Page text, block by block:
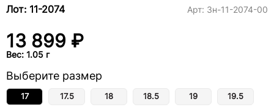
Лот: 11-2074 Арт: 3н-11-2074-00
13 899 ₽
Вес: 1.05 г
Выберите размер
17 17.5 18 18.5 19 19.5